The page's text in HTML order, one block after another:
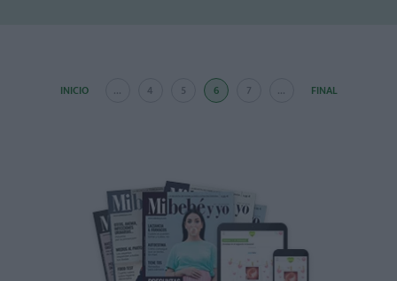
INICIO ... 4 5 6 7 ... FINAL